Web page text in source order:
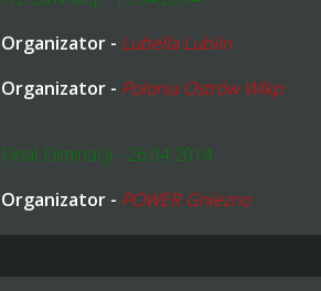
Organizator - Lubella Lublin
Organizator - Polonia Ostrów Wlkp
Finał Eliminacji - 26.04.2014
Organizator - POWER Gniezno